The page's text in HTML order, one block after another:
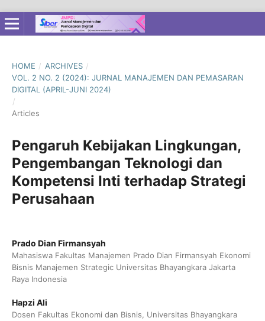
HOME / ARCHIVES /
VOL. 2 NO. 2 (2024): JURNAL MANAJEMEN DAN PEMASARAN
DIGITAL (APRIL-JUNI 2024)
/
Articles
Pengaruh Kebijakan Lingkungan,
Pengembangan Teknologi dan
Kompetensi Inti terhadap Strategi
Perusahaan
Prado Dian Firmansyah
Mahasiswa Fakultas Manajemen Prado Dian Firmansyah Ekonomi
Bisnis Manajemen Strategic Universitas Bhayangkara Jakarta
Raya Indonesia
Hapzi Ali
Dosen Fakultas Ekonomi dan Bisnis, Universitas Bhayangkara